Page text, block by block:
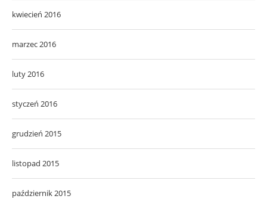
kwiecień 2016
marzec 2016
luty 2016
styczeń 2016
grudzień 2015
listopad 2015
październik 2015